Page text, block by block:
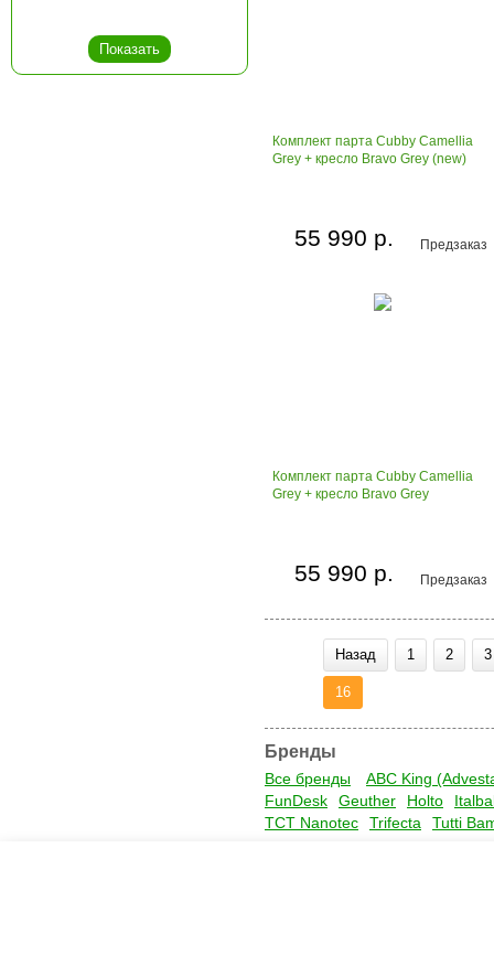
Комплект парта Cubby Camellia
Grey + кресло Bravo Grey (new)
Предзаказ
55 990 р.
Комплект парта Cubby Camellia
Grey + кресло Bravo Grey
Предзаказ
55 990 р.
Назад 1 2 3
16
Бренды
Все бренды
ABC King
FunDesk
Geuther Holto
TCT Nanotec
Trifecta Tutti